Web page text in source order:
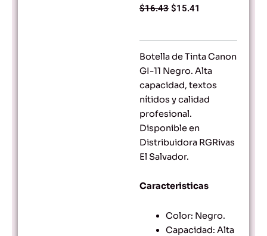
$16.43 Original
$16.43.
$15.41
$15.41.
Botella de Tinta Canon
GI-11 Negro. Alta
capacidad, textos
nítidos y calidad
profesional.
Disponible en
Distribuidora RGRivas
El Salvador.
Caracteristicas
Color: Negro.
Capacidad: Alta